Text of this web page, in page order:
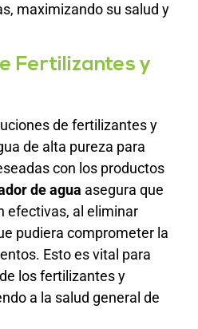
maximizando su salud y
Fertilizantes y
de fertilizantes y
de alta pureza para
con los productos
de agua asegura que
efectivas, al eliminar
pudiera comprometer la
Esto es vital para
los fertilizantes y
a la salud general de